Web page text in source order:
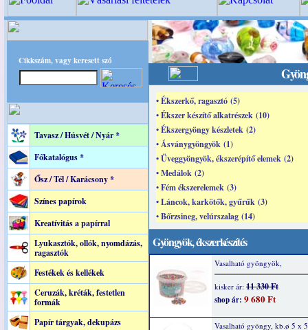
Cikkszám, vagy keresett szó
Tavasz / Húsvét / Nyár *
Főkatalógus *
Ősz / Tél / Karácsony *
Színes papírok
Kreatívitás a papírral
Lyukasztók, ollók, nyomdázás,
ragasztók
Festékek és kellékek
Ceruzák, kréták, festetlen
formák
Papír tárgyak, dekupázs
• Ékszerkő, ragasztó (5)
• Ékszer készítő alkatrészek (10)
• Ékszergyöngy készletek (2)
• Ásványgyöngyök (1)
• Üveggyöngyök, ékszerépítő elemek (2)
• Medálok (2)
• Fém ékszerelemek (3)
• Láncok, karkötők, gyűrűk (3)
• Bőrzsineg, velúrszalag (14)
Gyöngyök, ékszerkészítés
Vasalható gyöngyök,
kisker ár: 11 330 Ft
shop ár: 9 680 Ft
Vasalható gyöngy, kb.ø 5 x